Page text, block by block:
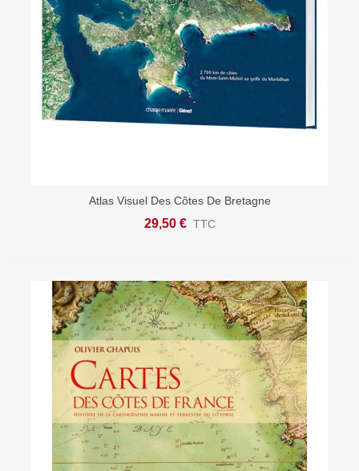
Atlas Visuel Des Côtes De Bretagne
29,50 € TTC